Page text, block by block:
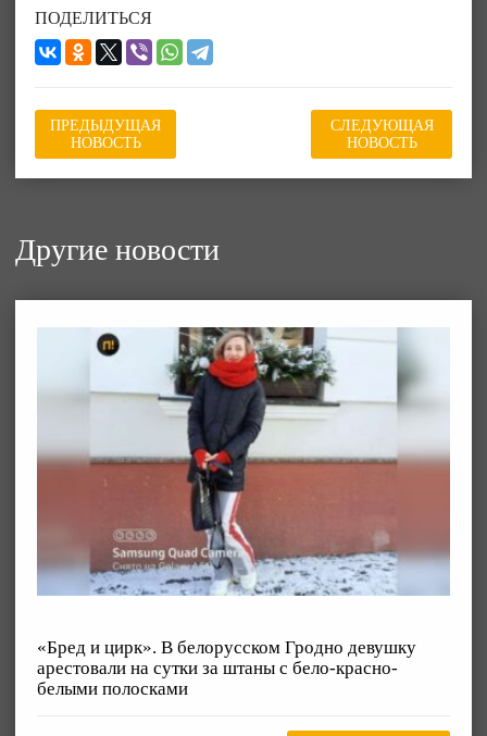
ПОДЕЛИТЬСЯ
ПРЕДЫДУЩАЯ
НОВОСТЬ
СЛЕДУЮЩАЯ
НОВОСТЬ
Другие новости
«Бред и цирк». В белорусском Гродно девушку
арестовали на сутки за штаны с бело-красно-
белыми полосками